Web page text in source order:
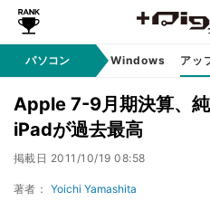
パソコン Windows アッ
Apple 7-9月期決算、
iPadが過去最高
掲載日 2011/10/19 08:58
著者： Yoichi Yamashita